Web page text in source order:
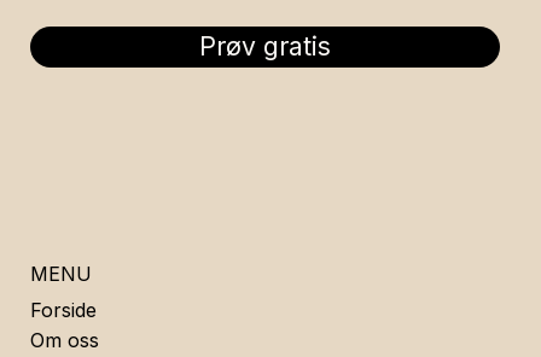
Prøv gratis
MENU
Forside
Om oss